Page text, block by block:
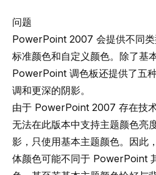
问题
PowerPoint 2007 会提供不同类
标准颜色和自定义颜色。除了基
PowerPoint 调色板还提供了五
调和更深的阴影。
由于 PowerPoint 2007 存在技
无法在此版本中支持主题颜色亮
影，只使用基本主题颜色。因此
体颜色可能不同于 PowerPoint